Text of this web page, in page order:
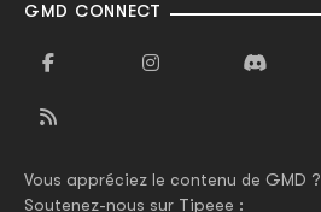
GMD CONNECT
Vous appréciez le contenu de GMD ?
Soutenez-nous sur Tipeee :